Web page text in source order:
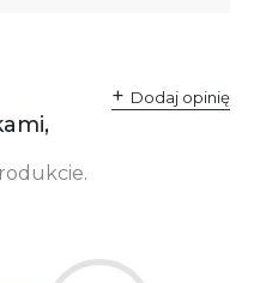
Dodaj opinię